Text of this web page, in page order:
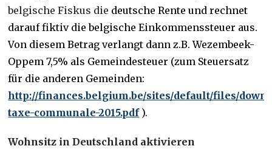
belgische Fiskus die deutsche Rente und rechnet
darauf fiktiv die belgische Einkommenssteuer aus.
Von diesem Betrag verlangt dann z.B.Wezembeek-
Oppem 7,5% als Gemeindesteuer (zum Steuersatz
für die anderen Gemeinden:
http://finances.belgium.be/sites/default/files/
taxe-communale-2015.pdf).
Wohnsitz in Deutschland aktivieren